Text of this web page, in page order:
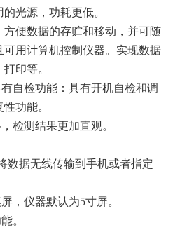
光源，功耗更低。
方便数据的存贮和移动，并可随
用计算机控制仪器。实现数据
印等。
自检功能：具有开机自检和调
功能。
检测结果更加直观。
数据无线传输到手机或者指定
，仪器默认为5寸屏。
。